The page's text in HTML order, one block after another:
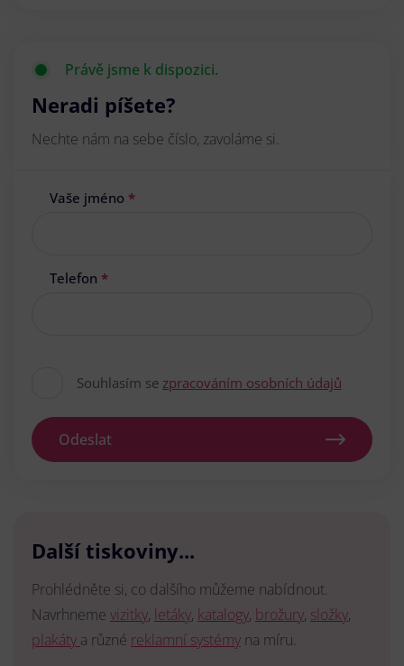
Právě jsme k dispozici.
Neradi píšete?
Nechte nám na sebe číslo, zavoláme si.
Vaše jméno *
Telefon *
Souhlasím se zpracováním osobních údajů
Odeslat
Další tiskoviny...
Prohlédněte si, co dalšího můžeme nabídnout.
Navrhneme vizitky, letáky, katalogy, brožury, složky,
plakáty a různé reklamní systémy na míru.